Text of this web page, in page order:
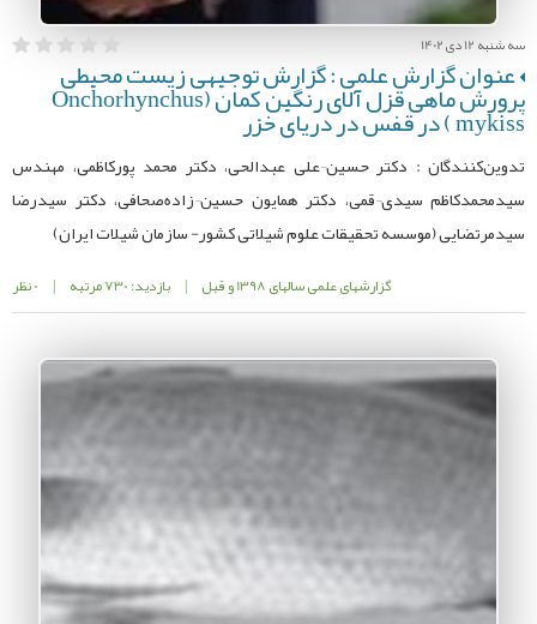
سه شنبه 12 دی 1402
عنوان گزارش علمی : گزارش توجیهی زیست محیطی
پرورش ماهی قزل آلای رنگین کمان (Onchorhynchus mykiss ) در قفس در دریای خزر
تدوین‌کنندگان : دکتر حسین¬علی عبدالحی، دکتر محمد پورکاظمی، مهندس
سیدمحمدکاظم سیدی¬قمی، دکتر همایون حسین¬زاده‌صحافی، دکتر سیدرضا
سیدمرتضایی (موسسه تحقیقات علوم شیلاتی کشور- سازمان شیلات ایران)
گزارشهای علمی سالهای 1398 و قبل | بازدید: 730 مرتبه | 0 نظر